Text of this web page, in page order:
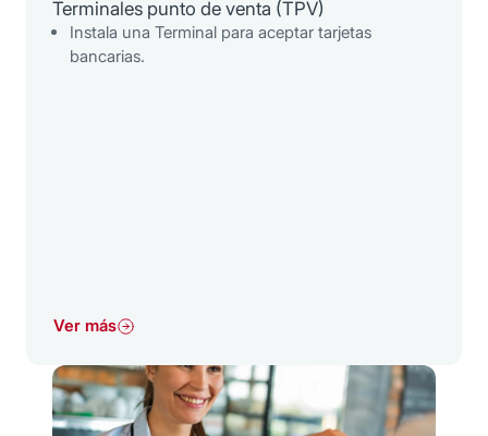
Terminales punto de venta (TPV)
Instala una Terminal para aceptar tarjetas
bancarias.
Ver más